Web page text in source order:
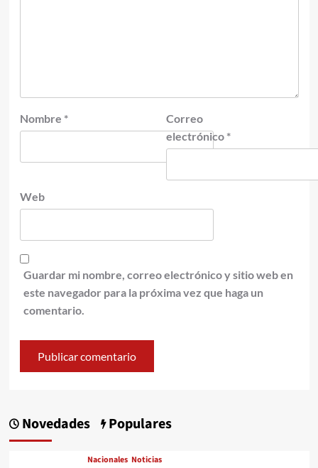
Nombre *
Correo
electrónico *
Web
Guardar mi nombre, correo electrónico y sitio web en
este navegador para la próxima vez que haga un
comentario.
Novedades Populares
Nacionales Noticias